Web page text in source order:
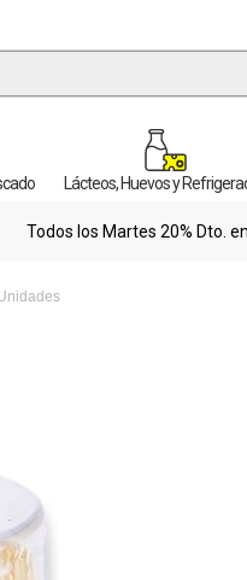
Lácteos, Huevos y
Todos los Martes 20% Dto.